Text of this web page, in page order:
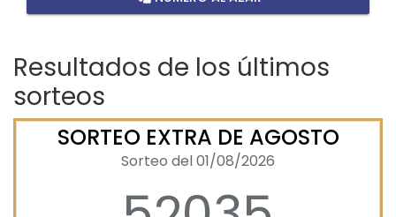
Resultados de los últimos
sorteos
SORTEO EXTRA DE AGOSTO
Sorteo del 01/08/2026